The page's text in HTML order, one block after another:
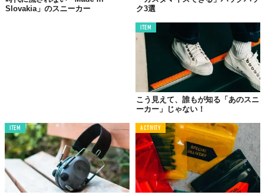
Slovakia」のスニーカー
ク3選
ITEM
こう見えて、誰もが知る「あのスニ
ーカー」じゃない！
ITEM ACTIVITY